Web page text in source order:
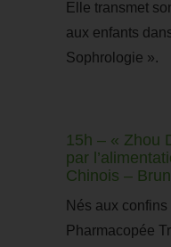
Elle transmet
aux enfants
Sophrologie ».
15h – « Zhou
par
Chinois –
Nés aux
Pharmacopée